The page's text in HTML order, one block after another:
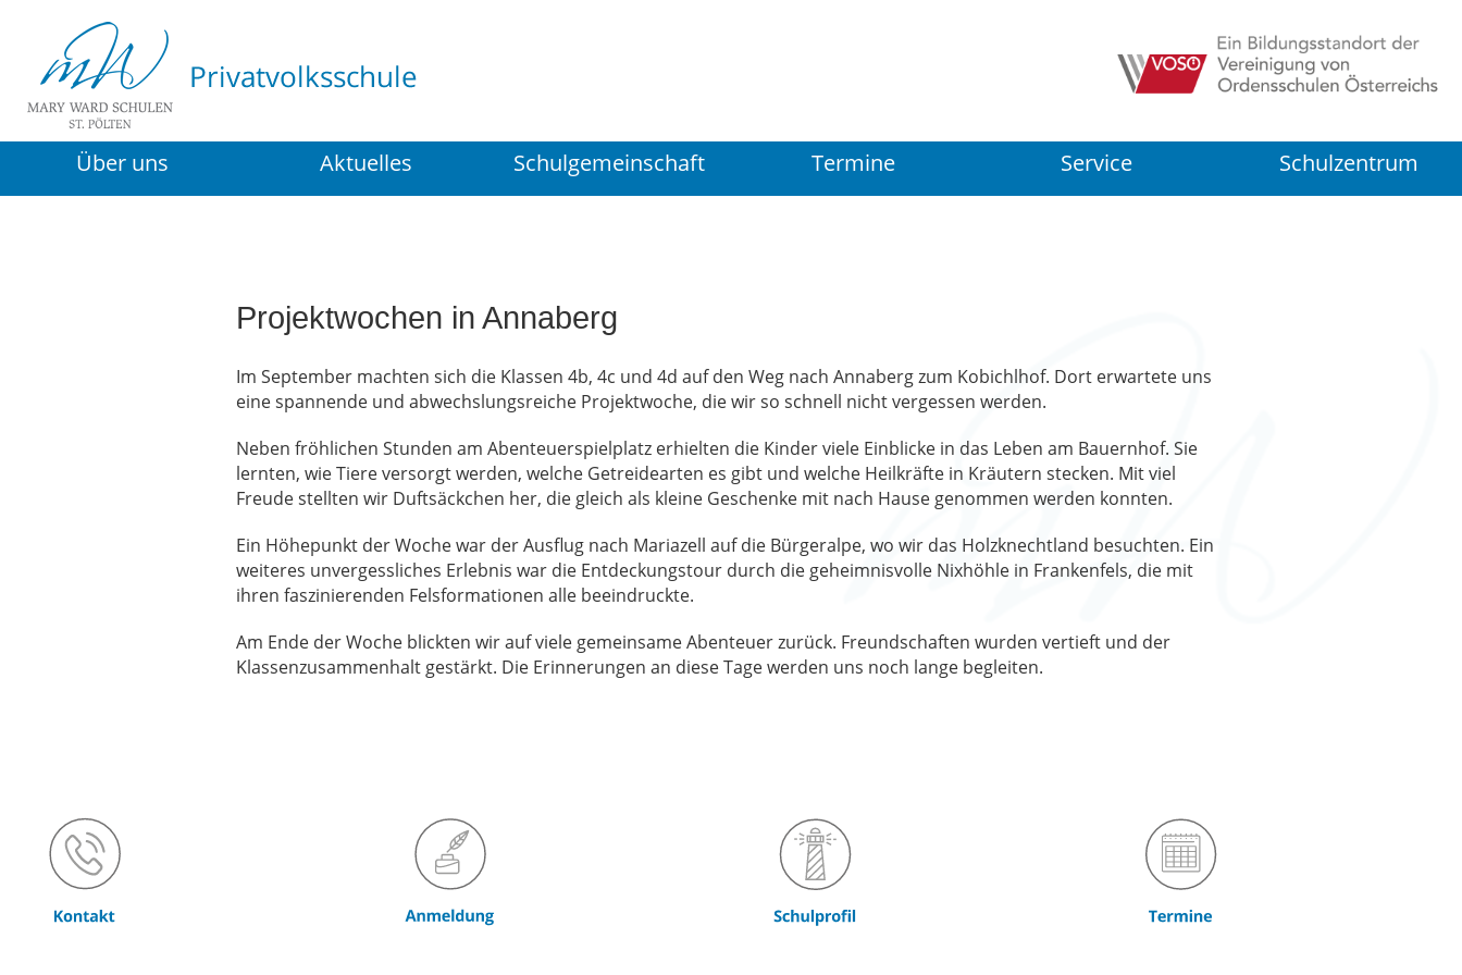
Über uns Aktuelles Schulgemeinschaft Termine Service Schulzentrum
Projektwochen in Annaberg
Im September machten sich die Klassen 4b, 4c und 4d auf den Weg nach Annaberg zum Kobichlhof. Dort erwartete uns
eine spannende und abwechslungsreiche Projektwoche, die wir so schnell nicht vergessen werden.
Neben fröhlichen Stunden am Abenteuerspielplatz erhielten die Kinder viele Einblicke in das Leben am Bauernhof. Sie
lernten, wie Tiere versorgt werden, welche Getreidearten es gibt und welche Heilkräfte in Kräutern stecken. Mit viel
Freude stellten wir Duftsäckchen her, die gleich als kleine Geschenke mit nach Hause genommen werden konnten.
Ein Höhepunkt der Woche war der Ausflug nach Mariazell auf die Bürgeralpe, wo wir das Holzknechtland besuchten. Ein
weiteres unvergessliches Erlebnis war die Entdeckungstour durch die geheimnisvolle Nixhöhle in Frankenfels, die mit
ihren faszinierenden Felsformationen alle beeindruckte.
Am Ende der Woche blickten wir auf viele gemeinsame Abenteuer zurück. Freundschaften wurden vertieft und der
Klassenzusammenhalt gestärkt. Die Erinnerungen an diese Tage werden uns noch lange begleiten.